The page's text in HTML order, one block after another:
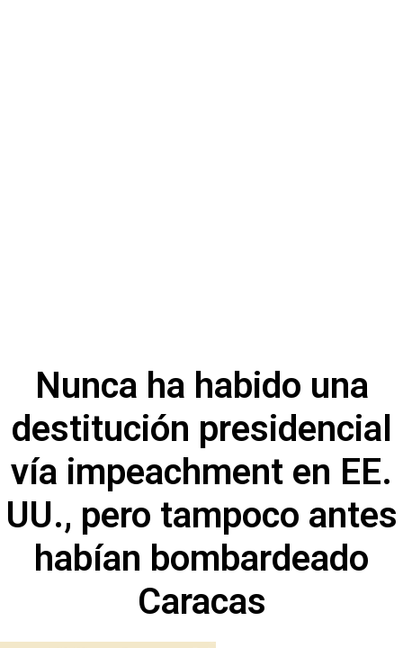
Nunca ha habido una
destitución presidencial
vía impeachment en EE.
UU., pero tampoco antes
habían bombardeado
Caracas